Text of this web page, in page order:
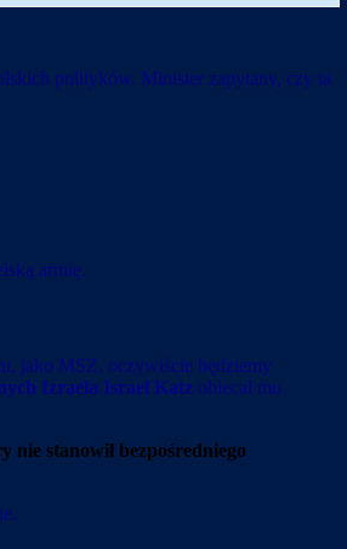
polityków. Minister zapytany, czy ta
armię.
jako MSZ, oczywiście będziemy
Izraela Israel Katz obiecał mu
nie stanowił bezpośredniego